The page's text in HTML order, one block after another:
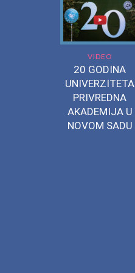
VIDEO
20 GODINA
UNIVERZITETA
PRIVREDNA
AKADEMIJA U
NOVOM SADU